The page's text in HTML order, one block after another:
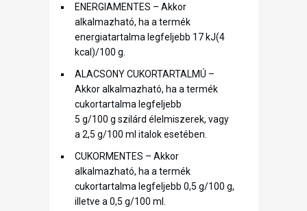
ENERGIAMENTES – Akkor
alkalmazható, ha a termék
energiatartalma legfeljebb 17 kJ(4
kcal)/100 g.
ALACSONY CUKORTARTALMÚ –
Akkor alkalmazható, ha a termék
cukortartalma legfeljebb
5 g/100 g szilárd élelmiszerek, vagy
a 2,5 g/100 ml italok esetében.
CUKORMENTES – Akkor
alkalmazható, ha a termék
cukortartalma legfeljebb 0,5 g/100 g,
illetve a 0,5 g/100 ml.